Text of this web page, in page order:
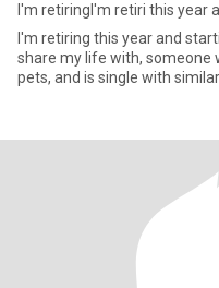
I'm retiringI'm retiri this year
I'm retiring this year and
share my life with, someone
pets, and is single with